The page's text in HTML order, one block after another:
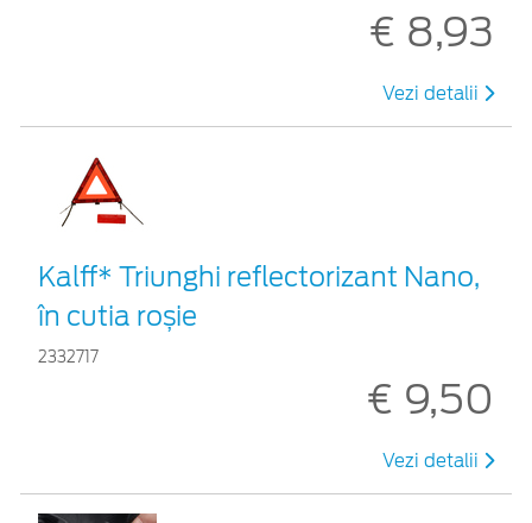
€ 8,93
Vezi detalii
Kalff* Triunghi reflectorizant Nano,
în cutia roșie
2332717
€ 9,50
Vezi detalii